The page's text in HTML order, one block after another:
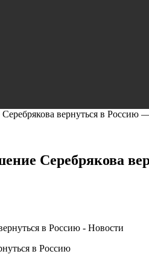
вернуться в Россию
Серебрякова
в Россию